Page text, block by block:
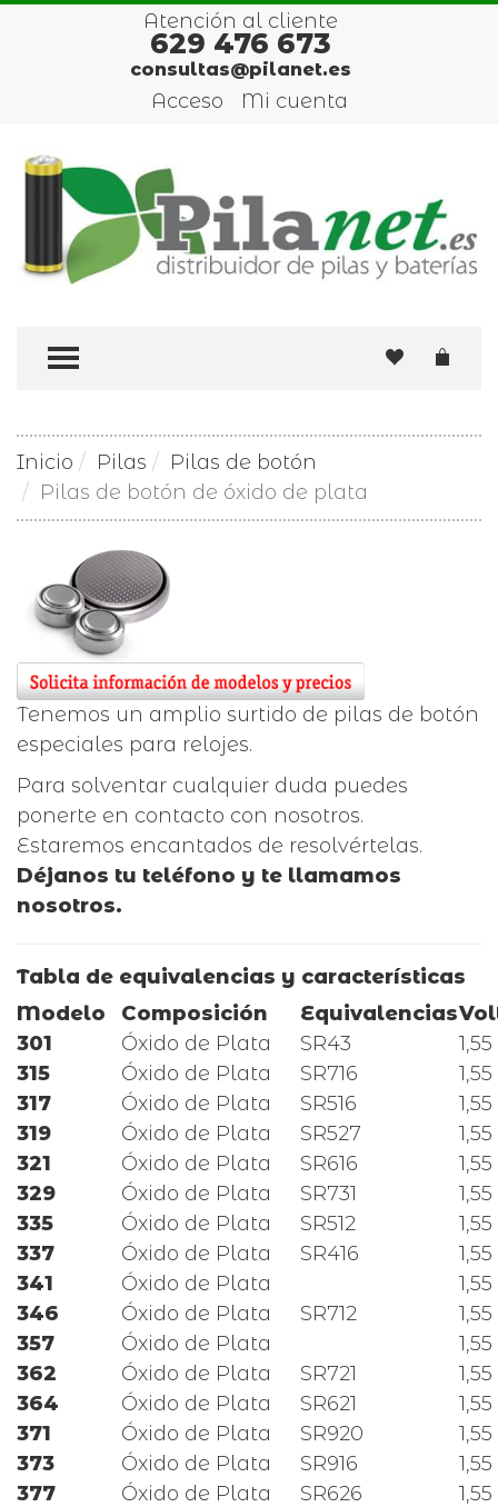
Atención al cliente
629 476 673
consultas@pilanet.es
Acceso Mi cuenta
TOGGLE MENU
Inicio Pilas
Pilas de botón
Pilas de botón de óxido de plata
Tenemos un amplio surtido de pilas de botón
especiales para relojes.
Para solventar cualquier duda puedes
ponerte en contacto con nosotros.
Estaremos encantados de resolvértelas.
Déjanos tu teléfono y te llamamos
nosotros.
Tabla de equivalencias y características
Modelo
Composición Equivalencias
301
Óxido de Plata SR43
1,55
315
Óxido de Plata SR716
1,55
317
Óxido de Plata SR516
1,55
319
Óxido de Plata SR527
1,55
321
Óxido de Plata SR616
1,55
329
Óxido de Plata SR731
1,55
335
Óxido de Plata SR512
1,55
337
Óxido de Plata SR416
1,55
341
Óxido de Plata
1,55
346
Óxido de Plata SR712
1,55
357
Óxido de Plata
1,55
362
Óxido de Plata SR721
1,55
364
Óxido de Plata SR621
1,55
371
Óxido de Plata SR920
1,55
373
Óxido de Plata SR916
1,55
377
Óxido de Plata SR626
1,55